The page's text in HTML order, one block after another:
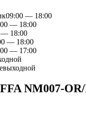
09:00 — 18:00
— 18:00
— 18:00
— 18:00
— 17:00
выходной
NM007-